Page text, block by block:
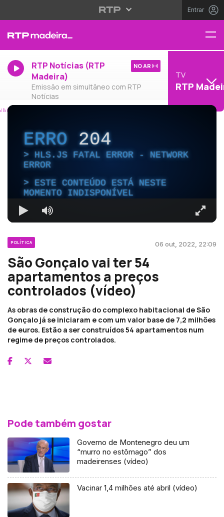
Entrar
RTP Notícias (RTP
Madeira)
Emissão em simultâneo com RTP
Notícias
NO AR
TV
RTP
ERRO204
HLS.JS FATAL ERROR - NETWORK
ERROR
ESTE CONTEÚDO ESTÁ NESTE
MOMENTO INDISPONÍVEL
POLÍTICA 06 out, 2022, 22:09
São Gonçalo vai ter 54
apartamentos a preços
controlados (vídeo)
As obras de construção do complexo habitacional de São
Gonçalo já se iniciaram e com um valor base de 7,2 milhões
de euros. Estão a ser construídos 54 apartamentos num
regime de preços controlados.
Pode também gostar
Governo de Montenegro deu um
“murro no estômago” dos
madeirenses (vídeo)
Vacinar 1,4 milhões até abril (vídeo)